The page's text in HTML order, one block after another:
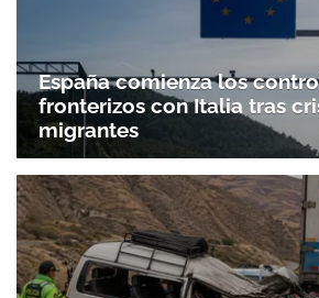
España comienza los
fronterizos con Italia tras
migrantes